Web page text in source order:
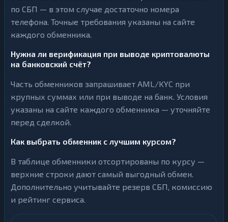
по СБП — в этом случае достаточно номера
телефона. Точные требования указаны на сайте
каждого обменника.
Нужна ли верификация при выводе криптовалюты
на банковский счёт?
Часть обменников запрашивает AML/KYC при
крупных суммах или при выводе на банк. Условия
указаны на сайте каждого обменника — уточняйте
перед сделкой.
Как выбрать обменник с лучшим курсом?
В таблице обменники отсортированы по курсу —
верхние строки дают самый выгодный обмен.
Дополнительно учитывайте резерв СБП, комиссию
и рейтинг сервиса.